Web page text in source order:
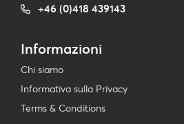
+46 (0)418 439143
Informazioni
Chi siamo
Informativa sulla Privacy
Terms & Conditions